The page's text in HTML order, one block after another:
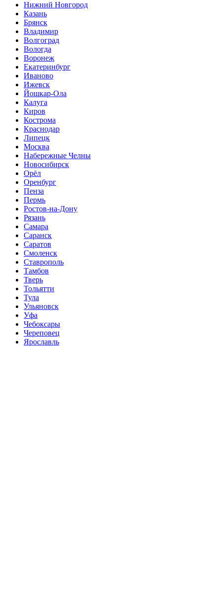
Нижний Нoвгород
Казань
Брянск
Владимир
Волгоград
Вологда
Воронеж
Екатеринбург
Иваново
Ижевск
Йошкар-Ола
Калуга
Киров
Кострома
Краснодар
Липецк
Москва
Набережные Челны
Новосибирск
Орёл
Оренбург
Пенза
Пермь
Ростов-на-Дону
Рязань
Самара
Саранск
Саратов
Смоленск
Ставрополь
Тамбов
Тверь
Тольятти
Тула
Ульяновск
Уфа
Чебоксары
Череповец
Ярославль